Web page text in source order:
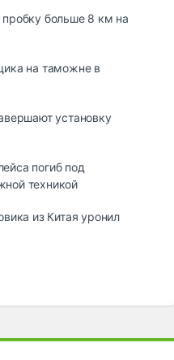
больше 8 км на
на таможне в
ycтaнoвкy
погиб под
техникой
из Китая уронил